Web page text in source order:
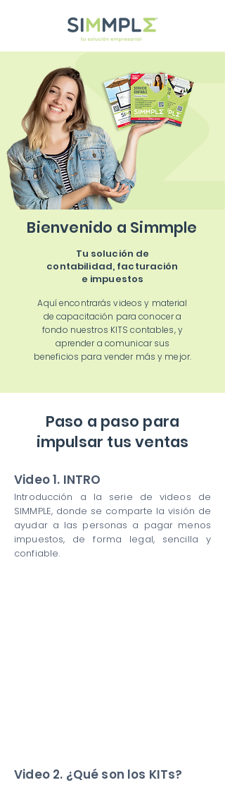
Bienvenido a Simmple
Tu solución de
contabilidad, facturación
e impuestos
Aquí encontrarás videos y material
de capacitación para conocer a
fondo nuestros KITS contables, y
aprender a comunicar sus
beneficios para vender más y mejor.
Paso a paso para
impulsar tus ventas
Video 1. INTRO
Introducción a la serie de videos de
SIMMPLE, donde se comparte la visión de
ayudar a las personas a pagar menos
impuestos, de forma legal, sencilla y
confiable.
Video 2. ¿Qué son los KITs?